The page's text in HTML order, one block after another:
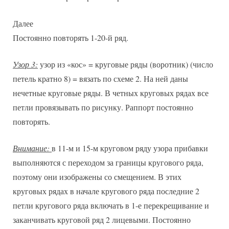
Далее
Постоянно повторять 1-20-й ряд.
Узор 3: узор из «кос» = круговые ряды (воротник) (число
петель кратно 8) = вязать по схеме 2. На ней даны
нечетные круговые ряды. В четных круговых рядах все
петли провязывать по рисунку. Раппорт постоянно
повторять.
Внимание: в 11-м и 15-м круговом ряду узора прибавки
выполняются с переходом за границы кругового ряда,
поэтому они изображены со смещением. В этих
круговых рядах в начале кругового ряда последние 2
петли кругового ряда включать в 1-е перекрещивание и
заканчивать круговой ряд 2 лицевыми. Постоянно